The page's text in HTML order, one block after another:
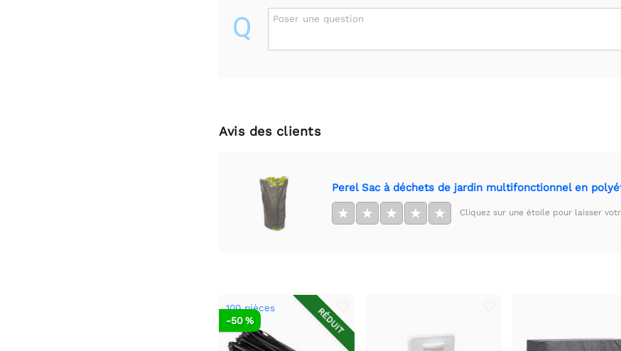
Q Poser une question
Avis des clients
Perel Sac à déchets de jardin multifonctionnel en
★ ★ ★ ★ ★ Cliquez sur une étoile pour laisser
RÉDUIT
100 pièces
-50 %